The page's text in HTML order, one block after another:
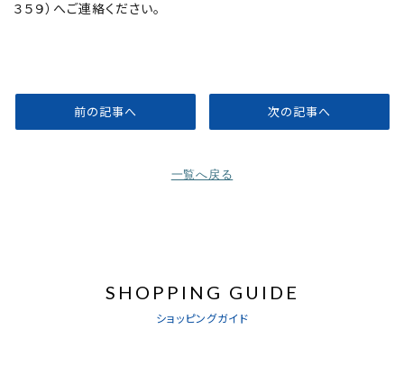
３５９）へご連絡ください。
前の記事へ
一覧へ戻る
次の記事へ
SHOPPING GUIDE
ショッピングガイド